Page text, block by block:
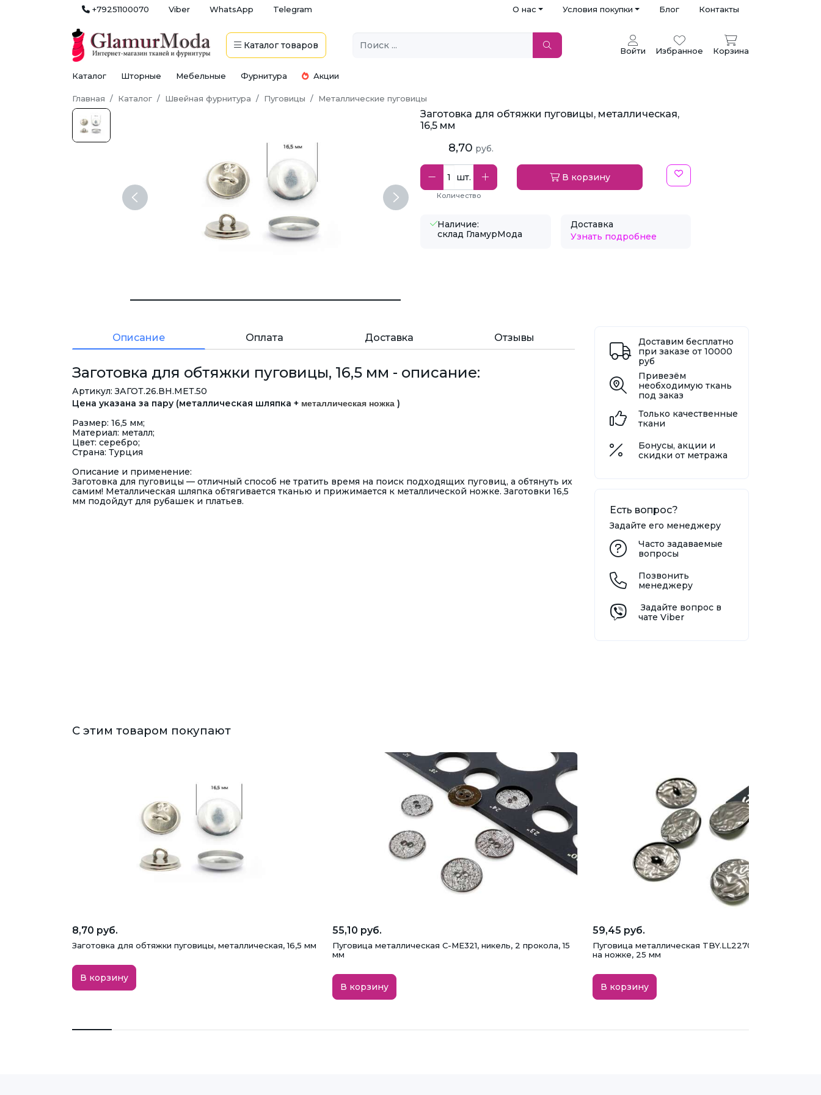
+79251100070 Viber WhatsApp Telegram О нас Условия покупки Блог Контакты
Каталог товаров Войти Избранное Корзина
Каталог Шторные Мебельные Фурнитура Акции
Главная Каталог Швейная фурнитура Пуговицы Металлические пуговицы
Previous Next
Заготовка для обтяжки пуговицы, металлическая,
16,5 мм
8,70 руб.
шт.
Количество
В корзину
Наличие:
склад ГламурМода
Доставка
Узнать подробнее
Описание Оплата Доставка Отзывы
Заготовка для обтяжки пуговицы, 16,5 мм - описание:
Артикул: ЗАГОТ.26.ВН.МЕТ.50
Цена указана за пару (металлическая шляпка + металлическая ножка )
Размер: 16,5 мм;
Материал: металл;
Цвет: серебро;
Страна: Турция
Описание и применение:
Заготовка для пуговицы — отличный способ не тратить время на поиск подходящих пуговиц, а обтянуть их
самим! Металлическая шляпка обтягивается тканью и прижимается к металлической ножке. Заготовки 16,5
мм подойдут для рубашек и платьев.
Доставим бесплатно
при заказе от 10000
руб
Привезём
необходимую ткань
под заказ
Только качественные
ткани
Бонусы, акции и
скидки от метража
Есть вопрос?
Задайте его менеджеру
Часто задаваемые
вопросы
Позвонить
менеджеру
Задайте вопрос в
чате Viber
С этим товаром покупают
8,70 руб.
Заготовка для обтяжки пуговицы, металлическая, 16,5 мм
В корзину
55,10 руб.
Пуговица металлическая C-ME321, никель, 2 прокола, 15
мм
В корзину
59,45 руб.
Пуговица металлическая TBY.LL2270, т. никель
на ножке, 25 мм
В корзину